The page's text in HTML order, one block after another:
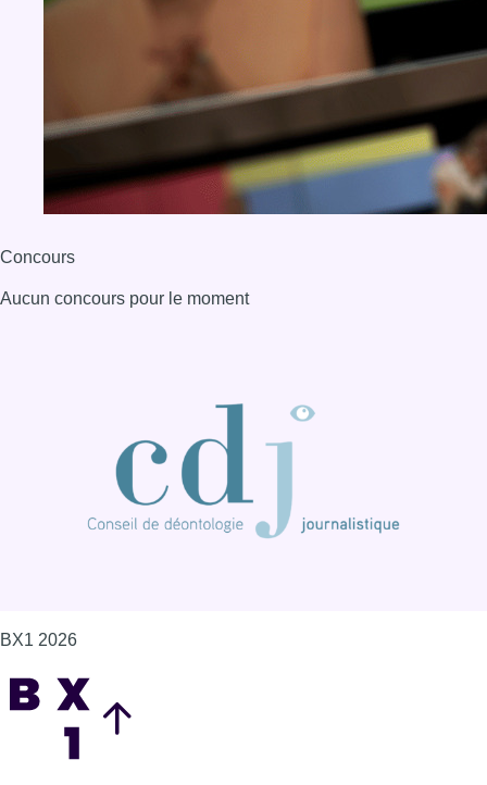
Concours
Aucun concours pour le moment
BX1 2026